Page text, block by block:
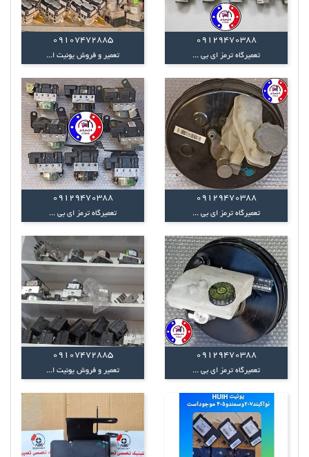
09129470388
تعمیرگاه ترمز ای بی ...
09107472885
تعمیر و فروش یونیت ا...
09129470388
تعمیرگاه ترمز ای بی ...
09129470388
تعمیرگاه ترمز ای بی ...
09129470388
تعمیرگاه ترمز ای بی ...
09107472885
تعمیر و فروش یونیت ا...